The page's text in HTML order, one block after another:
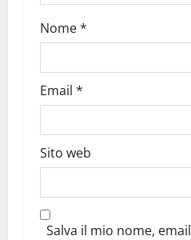
Nome*
Email *
Sito web
Salva il mio nome, email